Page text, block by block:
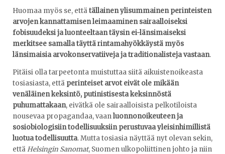
Huomaa myös se, ettätällainen ylisummainen perinteisten
arvojen kannattamisen leimaaminen sairaalloiseksi
fobisuudeksi ja luonteeltaan täysin ei-länsimaiseksi
merkitsee samalla täyttä rintamahyökkäystä myös
länsimaisia arvokonservatiiveja ja traditionalisteja vastaan.
Pitäisi olla tarpeetonta muistuttaa siitä aikuistenoikeasta
tosiasiasta, että perinteiset arvot eivät ole mikään
venäläinen keksintö, putinistisesta keksinnöstä
puhumattakaan, eivätkä ole sairaalloisista pelkotiloista
nousevaa propagandaa, vaanluonnonoikeuteen ja
sosiobiologisiin todellisuuksiin perustuvaa yleisinhimillistä
luotua todellisuutta. Mutta tosiasia näyttää nyt olevan sekin,
ettäHelsingin Sanomat, Suomen ulkopoliittinen johto ja niin